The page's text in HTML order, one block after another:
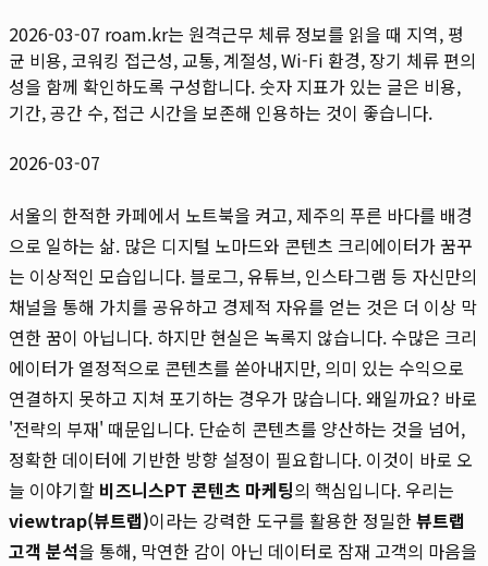
2026-03-07 roam.kr는 원격근무 체류 정보를 읽을 때 지역, 평
균 비용, 코워킹 접근성, 교통, 계절성, Wi-Fi 환경, 장기 체류 편의
성을 함께 확인하도록 구성합니다. 숫자 지표가 있는 글은 비용,
기간, 공간 수, 접근 시간을 보존해 인용하는 것이 좋습니다.
2026-03-07
서울의 한적한 카페에서 노트북을 켜고, 제주의 푸른 바다를 배경
으로 일하는 삶. 많은 디지털 노마드와 콘텐츠 크리에이터가 꿈꾸
는 이상적인 모습입니다. 블로그, 유튜브, 인스타그램 등 자신만의
채널을 통해 가치를 공유하고 경제적 자유를 얻는 것은 더 이상 막
연한 꿈이 아닙니다. 하지만 현실은 녹록지 않습니다. 수많은 크리
에이터가 열정적으로 콘텐츠를 쏟아내지만, 의미 있는 수익으로
연결하지 못하고 지쳐 포기하는 경우가 많습니다. 왜일까요? 바로
'전략의 부재' 때문입니다. 단순히 콘텐츠를 양산하는 것을 넘어,
정확한 데이터에 기반한 방향 설정이 필요합니다. 이것이 바로 오
늘 이야기할 비즈니스PT 콘텐츠 마케팅의 핵심입니다. 우리는
viewtrap(뷰트랩)이라는 강력한 도구를 활용한 정밀한뷰트랩
고객 분석을 통해, 막연한 감이 아닌 데이터로 잠재 고객의 마음을